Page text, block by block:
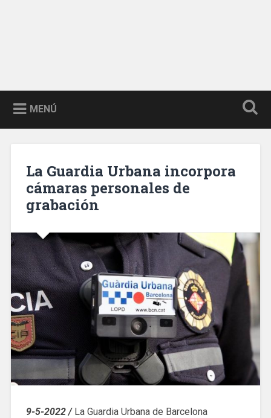
MENÚ
La Guardia Urbana incorpora
cámaras personales de
grabación
9-5-2022 / La Guardia Urbana de Barcelona